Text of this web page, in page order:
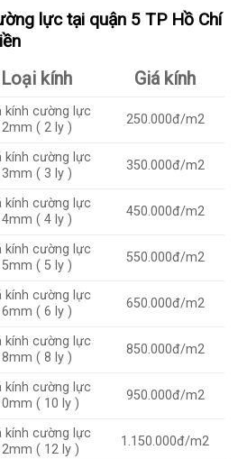
lực tại quận 5 TP Hồ Chí
Loại kính Giá kính
kính cường lực
2mm ( 2 ly )
250.000đ/m2
kính cường lực
3mm ( 3 ly )
350.000đ/m2
kính cường lực
4mm ( 4 ly )
450.000đ/m2
kính cường lực
5mm ( 5 ly )
550.000đ/m2
kính cường lực
6mm ( 6 ly )
650.000đ/m2
kính cường lực
8mm ( 8 ly )
850.000đ/m2
kính cường lực
( 10 ly )
950.000đ/m2
kính cường lực
( 12 ly )
1.150.000đ/m2